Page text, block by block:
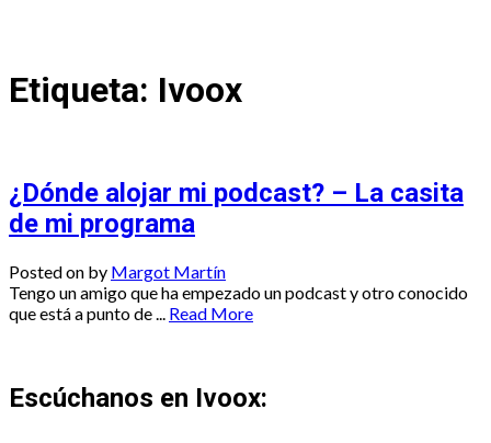
Etiqueta: Ivoox
¿Dónde alojar mi podcast? – La casita
de mi programa
Posted on by Margot Martín
Tengo un amigo que ha empezado un podcast y otro conocido
que está a punto de ...
Read More
Escúchanos en Ivoox: